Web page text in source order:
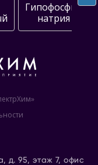
Гипофосфит
натрия
д. 95, этаж 7, офис